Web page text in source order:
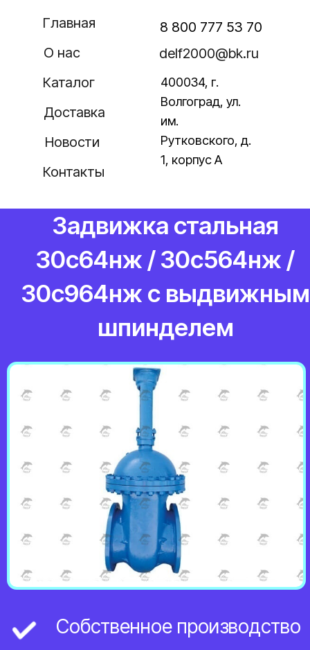
Заказать
400034, г.
Волгоград, ул.
им.
Рутковского, д.
1, корпус А
Главная
О нас
Каталог
Доставка
Новости
Контакты
delf2000@bk.ru
8 800 777 53 70
Задвижка стальная
30с964нж с выдвижным
шпинделем
Другие категории
Собственное производство
Всегда в наличии
Выгодные цены
Скидка от объёма
Гарантия до 10 лет
Доставка по всей России